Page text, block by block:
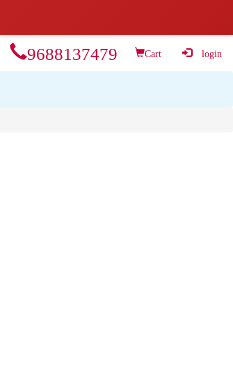
9688137479 Cart login